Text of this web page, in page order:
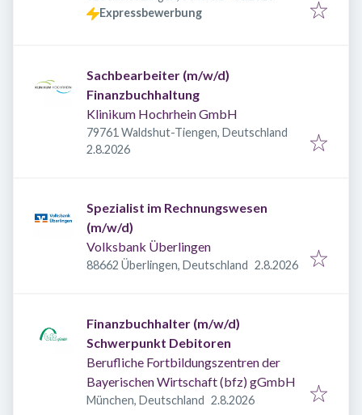
Expressbewerbung
Sachbearbeiter (m/w/d)
Finanzbuchhaltung
Klinikum Hochrhein GmbH
79761 Waldshut-Tiengen, Deutschland
Veröffentlicht
2.8.2026
Spezialist im Rechnungswesen
(m/w/d)
Volksbank Überlingen
88662 Überlingen, Deutschland Veröffentlicht
2.8.2026
Finanzbuchhalter (m/w/d)
Schwerpunkt Debitoren
Berufliche Fortbildungszentren der
Bayerischen Wirtschaft (bfz) gGmbH
München, Deutschland Veröffentlicht
2.8.2026